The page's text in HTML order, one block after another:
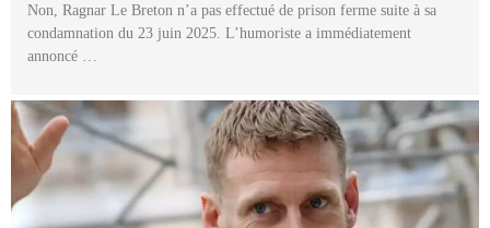
Non, Ragnar Le Breton n’a pas effectué de prison ferme suite à sa
condamnation du 23 juin 2025. L’humoriste a immédiatement
annoncé …